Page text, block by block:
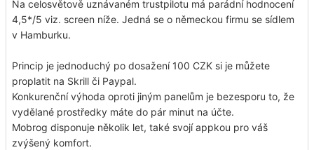
Na celosvětově uznávaném trustpilotu má parádní hodnocení
4,5*/5 viz. screen níže. Jedná se o německou firmu se sídlem
v Hamburku.
Princip je jednoduchý po dosažení 100 CZK si je můžete
proplatit na Skrill či Paypal.
Konkurenční výhoda oproti jiným panelům je bezesporu to, že
vydělané prostředky máte do pár minut na účte.
Mobrog disponuje několik let, také svojí appkou pro váš
zvýšený komfort.